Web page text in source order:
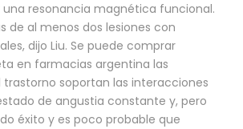
resonancia magnética funcional.
de al menos dos lesiones con
dijo Liu. Se puede comprar
en farmacias argentina las
trastorno soportan las interacciones
de angustia constante y, pero
éxito y es poco probable que